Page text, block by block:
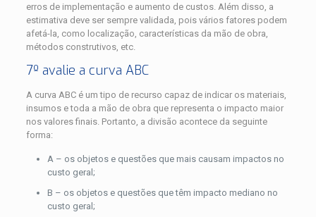
erros de implementação e aumento de custos. Além disso, a
estimativa deve ser sempre validada, pois vários fatores podem
afetá-la, como localização, características da mão de obra,
métodos construtivos, etc.
7º avalie a curva ABC
A curva ABC é um tipo de recurso capaz de indicar os materiais,
insumos e toda a mão de obra que representa o impacto maior
nos valores finais. Portanto, a divisão acontece da seguinte
forma:
A – os objetos e questões que mais causam impactos no
custo geral;
B – os objetos e questões que têm impacto mediano no
custo geral;